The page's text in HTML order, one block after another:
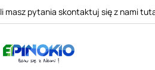
masz pytania skontaktuj się z nami